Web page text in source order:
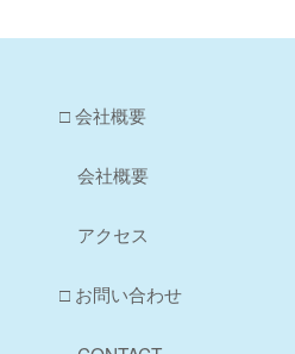
□ 会社概要
会社概要
アクセス
□ お問い合わせ